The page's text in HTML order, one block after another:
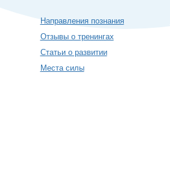
Направления познания
Отзывы о тренингах
Статьи о развитии
Места силы